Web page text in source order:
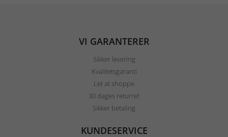
VI GARANTERER
Sikker levering
Kvalitetsgaranti
Let at shoppe
30 dages returret
Sikker betaling
KUNDESERVICE